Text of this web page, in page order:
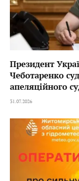
Президент
Чеботаренко
апеляційного
31.07.2026